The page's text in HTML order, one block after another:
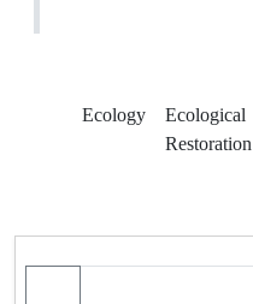
Ecology Ecological
Restoration